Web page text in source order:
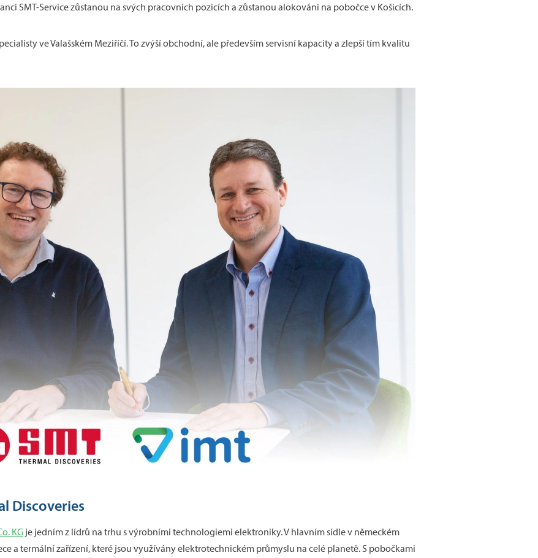
SMT-Service zůstanou na svých pracovních pozicích a zůstanou alokováni na pobočce v Košicích.
ve Valašském Meziříčí. To zvýší obchodní, ale především servisní kapacity a zlepší tím kvalitu
Discoveries
KG je jedním z lídrů na trhu s výrobními technologiemi elektroniky. V hlavním sídle v německém
a termální zařízení, které jsou využívány elektrotechnickém průmyslu na celé planetě. S pobočkami